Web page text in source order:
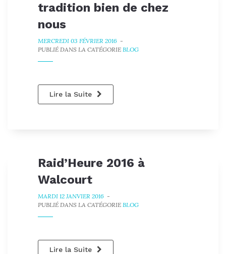
tradition bien de chez
nous
MERCREDI 03 FÉVRIER 2016 -
PUBLIÉ DANS LA CATÉGORIE BLOG
Lire la Suite
Raid’Heure 2016 à
Walcourt
MARDI 12 JANVIER 2016 -
PUBLIÉ DANS LA CATÉGORIE BLOG
Lire la Suite